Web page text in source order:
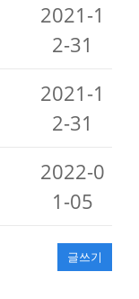
2021-1
2-31
2021-1
2-31
2022-0
1-05
글쓰기